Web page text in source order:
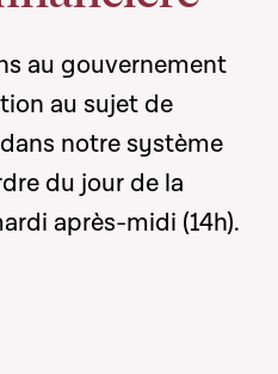
au gouvernement
au sujet de
notre système
du jour de la
après-midi (14h).